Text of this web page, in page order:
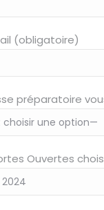
(obligatoire)
préparatoire
Ouvertes